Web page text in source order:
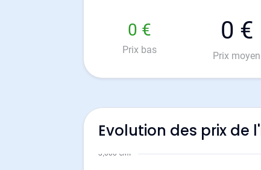
0 €
Prix bas
0 €
Prix moyen
Evolution des prix de